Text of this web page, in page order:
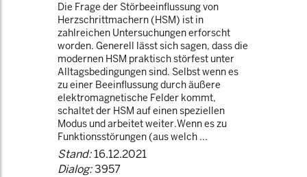
Die Frage der Störbeeinflussung von
Herzschrittmachern (HSM) ist in
zahlreichen Untersuchungen erforscht
worden. Generell lässt sich sagen, dass die
modernen HSM praktisch störfest unter
Alltagsbedingungen sind. Selbst wenn es
zu einer Beeinflussung durch äußere
elektromagnetische Felder kommt,
schaltet der HSM auf einen speziellen
Modus und arbeitet weiter.Wenn es zu
Funktionsstörungen (aus welch ...
Stand:16.12.2021
Dialog:3957